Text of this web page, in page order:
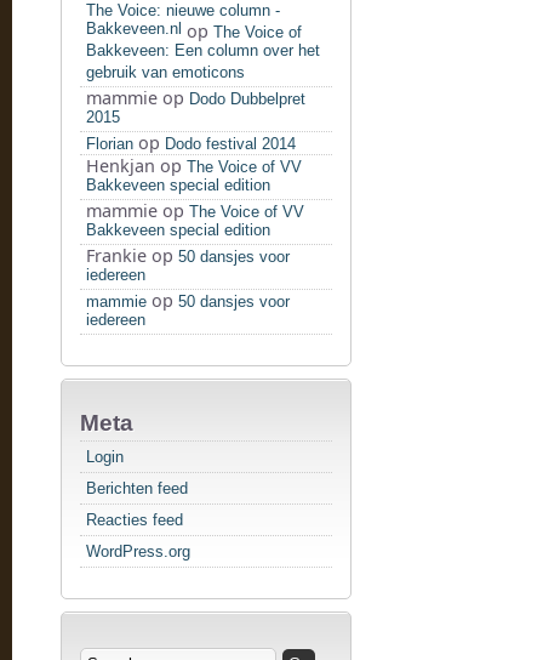
The Voice: nieuwe column -
Bakkeveen.nl op The Voice of
Bakkeveen: Een column over het
gebruik van emoticons
mammie op Dodo Dubbelpret
2015
Florian op Dodo festival 2014
Henkjan op The Voice of VV
Bakkeveen special edition
mammie op The Voice of VV
Bakkeveen special edition
Frankie op 50 dansjes voor
iedereen
mammie op 50 dansjes voor
iedereen
Meta
Login
Berichten feed
Reacties feed
WordPress.org